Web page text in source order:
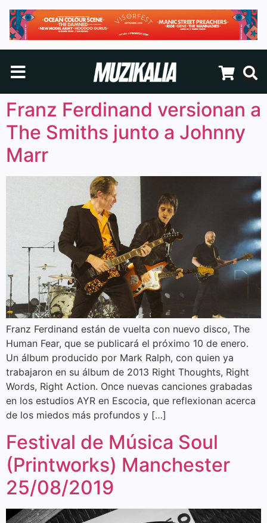
Franz Ferdinand versionan a
The Smiths junto a Johnny
Marr
Franz Ferdinand están de vuelta con nuevo disco, The
Human Fear, que se publicará el próximo 10 de enero.
Un álbum producido por Mark Ralph, con quien ya
trabajaron en su álbum de 2013 Right Thoughts, Right
Words, Right Action. Once nuevas canciones grabadas
en los estudios AYR en Escocia, que reflexionan acerca
de los miedos más profundos y […]
Festival de Música Soul
(Printworks) Manchester
25/08/2019